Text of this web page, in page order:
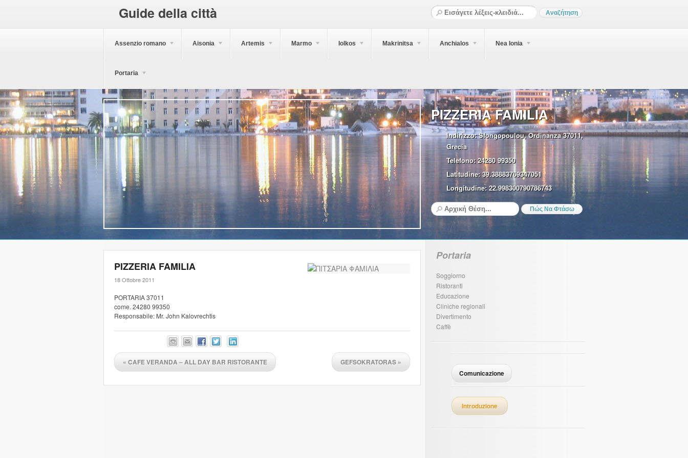
Guide della città
Assenzio romano Aisonia Artemis Marmo Iolkos Makrinitsa Anchialos Nea Ionia
Portaria
PIZZERIA FAMILIA
Indirizzo:Sfongopoulou, Ordinanza 37011,
Grecia
Telefono:24280 99350
Latitudine:39.38883769347051
Longitudine:22.998300790786743
PIZZERIA FAMILIA
18 Ottobre 2011
PORTARIA 37011
come. 24280 99350
Responsabile: Mr. John Kalovrechtis
« CAFE VERANDA – ALL DAY BAR RISTORANTE GEFSOKRATORAS »
Portaria
Soggiorno
Ristoranti
Educazione
Cliniche regionali
Divertimento
Caffè
Comunicazione
Introduzione